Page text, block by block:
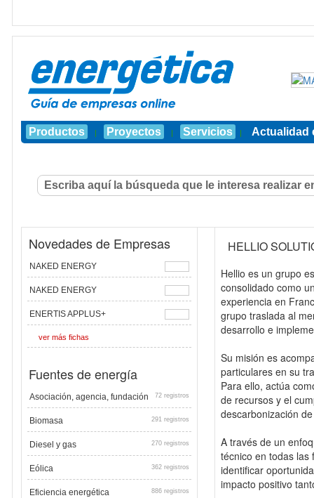
Productos | Proyectos | Servicios | Actualidad
Novedades de Empresas
NAKED ENERGY
NAKED ENERGY
ENERTIS APPLUS+
ver más fichas
Fuentes de energía
Asociación, agencia, fundación 72 registros
Biomasa 291 registros
Diesel y gas 270 registros
Eólica 362 registros
Eficiencia energética 886 registros
HELLIO
Hellio es un grupo
consolidado como
experiencia en
grupo traslada al
desarrollo e
Su misión es
particulares en su
Para ello, actúa
de recursos y el
descarbonización
A través de un
técnico en todas las
identificar
impacto positivo